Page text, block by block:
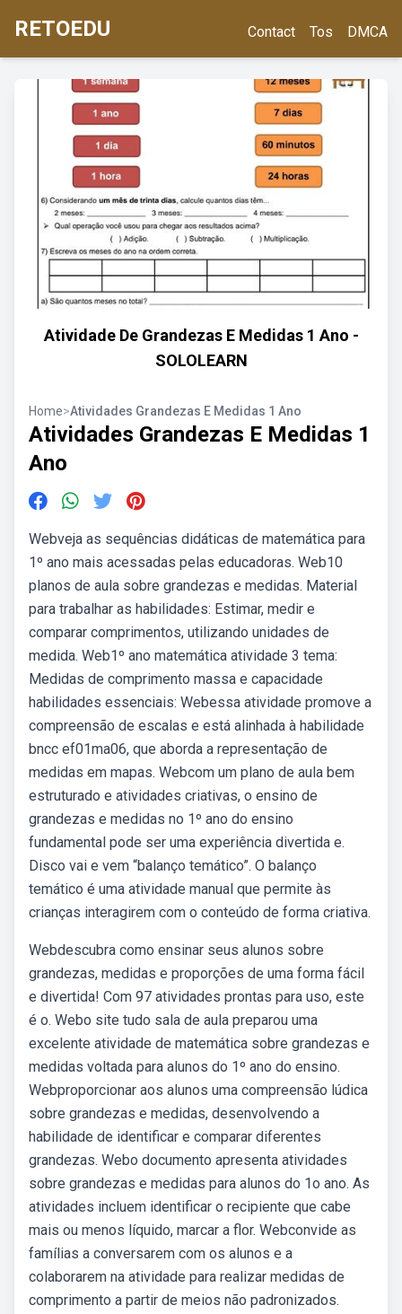
RETOEDU Contact Tos DMCA
Atividade De Grandezas E Medidas 1 Ano -
SOLOLEARN
Home>Atividades Grandezas E Medidas 1 Ano
Atividades Grandezas E Medidas 1
Ano
Webveja as sequências didáticas de matemática para
1º ano mais acessadas pelas educadoras. Web10
planos de aula sobre grandezas e medidas. Material
para trabalhar as habilidades: Estimar, medir e
comparar comprimentos, utilizando unidades de
medida. Web1º ano matemática atividade 3 tema:
Medidas de comprimento massa e capacidade
habilidades essenciais: Webessa atividade promove a
compreensão de escalas e está alinhada à habilidade
bncc ef01ma06, que aborda a representação de
medidas em mapas. Webcom um plano de aula bem
estruturado e atividades criativas, o ensino de
grandezas e medidas no 1º ano do ensino
fundamental pode ser uma experiência divertida e.
Disco vai e vem “balanço temático”. O balanço
temático é uma atividade manual que permite às
crianças interagirem com o conteúdo de forma criativa.
Webdescubra como ensinar seus alunos sobre
grandezas, medidas e proporções de uma forma fácil
e divertida! Com 97 atividades prontas para uso, este
é o. Webo site tudo sala de aula preparou uma
excelente atividade de matemática sobre grandezas e
medidas voltada para alunos do 1º ano do ensino.
Webproporcionar aos alunos uma compreensão lúdica
sobre grandezas e medidas, desenvolvendo a
habilidade de identificar e comparar diferentes
grandezas. Webo documento apresenta atividades
sobre grandezas e medidas para alunos do 1o ano. As
atividades incluem identificar o recipiente que cabe
mais ou menos líquido, marcar a flor. Webconvide as
famílias a conversarem com os alunos e a
colaborarem na atividade para realizar medidas de
comprimento a partir de meios não padronizados.